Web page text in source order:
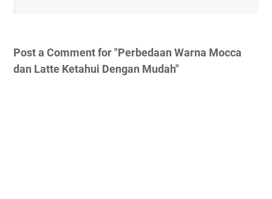
Post a Comment for "Perbedaan Warna Mocca
dan Latte Ketahui Dengan Mudah"